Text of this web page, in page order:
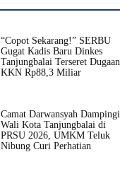
“Copot Sekarang!” SERBU
Gugat Kadis Baru Dinkes
Tanjungbalai Terseret Dugaan
KKN Rp88,3 Miliar
Camat Darwansyah Dampingi
Wali Kota Tanjungbalai di
PRSU 2026, UMKM Teluk
Nibung Curi Perhatian